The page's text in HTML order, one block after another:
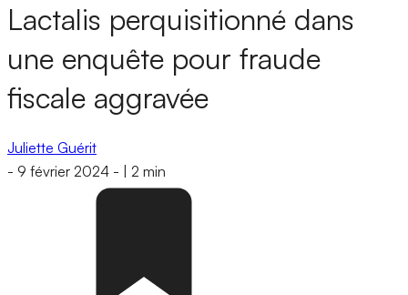
Lactalis perquisitionné dans
une enquête pour fraude
fiscale aggravée
Juliette Guérit
- 9 février 2024 - 2 min